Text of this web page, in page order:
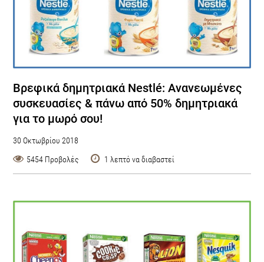
Βρεφικά δημητριακά Nestlé: Ανανεωμένες
συσκευασίες & πάνω από 50% δημητριακά
για το μωρό σου!
30 Οκτωβρίου 2018
5454 Προβολές
1 λεπτό να διαβαστεί